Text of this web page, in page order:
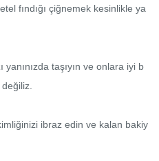
fındığı çiğnemek kesinlikle ya
yanınızda taşıyın ve onlara iyi b
ibraz edin ve kalan bakiy